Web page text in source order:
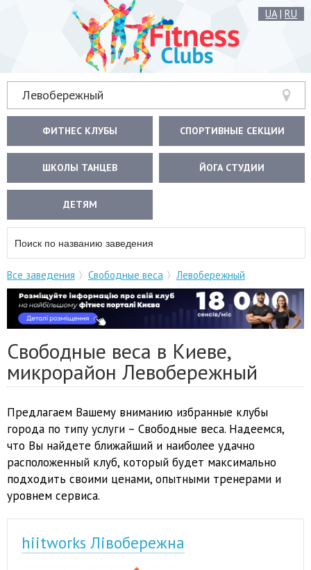
UA| RU
Левобережный
ФИТНЕС КЛУБЫ СПОРТИВНЫЕ СЕКЦИИ
ШКОЛЫ ТАНЦЕВ ЙОГА СТУДИИ
ДЕТЯМ
Все заведения Свободные веса Левобережный
Свободные веса в Киеве,
микрорайон Левобережный
Предлагаем Вашему вниманию избранные клубы
города по типу услуги – Свободные веса. Надеемся,
что Вы найдете ближайший и наиболее удачно
расположенный клуб, который будет максимально
подходить своими ценами, опытными тренерами и
уровнем сервиса.
hiitworks Лівобережна